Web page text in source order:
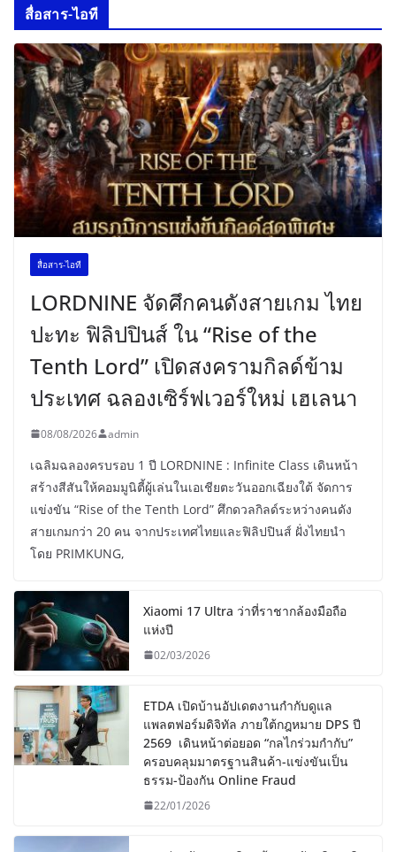
สื่อสาร-ไอที
สื่อสาร-ไอที
LORDNINE จัดศึกคนดังสายเกม ไทย
ปะทะ ฟิลิปปินส์ ใน “Rise of the
Tenth Lord” เปิดสงครามกิลด์ข้าม
ประเทศ ฉลองเซิร์ฟเวอร์ใหม่ เฮเลนา
08/08/2026 admin
เฉลิมฉลองครบรอบ 1 ปี LORDNINE : Infinite Class เดินหน้า
สร้างสีสันให้คอมมูนิตี้ผู้เล่นในเอเชียตะวันออกเฉียงใต้ จัดการ
แข่งขัน “Rise of the Tenth Lord” ศึกดวลกิลด์ระหว่างคนดัง
สายเกมกว่า 20 คน จากประเทศไทยและฟิลิปปินส์ ฝั่งไทยนำ
โดย PRIMKUNG,
Xiaomi 17 Ultra ว่าที่ราชากล้องมือถือ
แห่งปี
02/03/2026
ETDA เปิดบ้านอัปเดตงานกำกับดูแล
แพลตฟอร์มดิจิทัล ภายใต้กฎหมาย DPS ปี
2569 เดินหน้าต่อยอด “กลไกร่วมกำกับ”
ครอบคลุมมาตรฐานสินค้า-แข่งขันเป็น
ธรรม-ป้องกัน Online Fraud
22/01/2026